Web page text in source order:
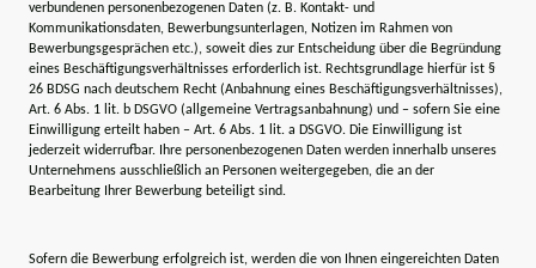
verbundenen personenbezogenen Daten (z. B. Kontakt- und
Kommunikationsdaten, Bewerbungsunterlagen, Notizen im Rahmen von
Bewerbungsgesprächen etc.), soweit dies zur Entscheidung über die Begründung
eines Beschäftigungsverhältnisses erforderlich ist. Rechtsgrundlage hierfür ist §
26 BDSG nach deutschem Recht (Anbahnung eines Beschäftigungsverhältnisses),
Art. 6 Abs. 1 lit. b DSGVO (allgemeine Vertragsanbahnung) und – sofern Sie eine
Einwilligung erteilt haben – Art. 6 Abs. 1 lit. a DSGVO. Die Einwilligung ist
jederzeit widerrufbar. Ihre personenbezogenen Daten werden innerhalb unseres
Unternehmens ausschließlich an Personen weitergegeben, die an der
Bearbeitung Ihrer Bewerbung beteiligt sind.
Sofern die Bewerbung erfolgreich ist, werden die von Ihnen eingereichten Daten